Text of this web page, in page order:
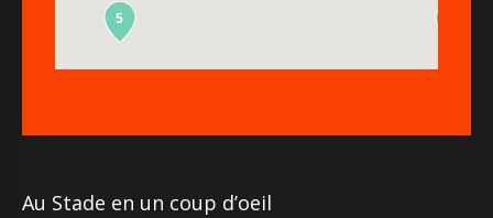
5
Au Stade en un coup d’oeil